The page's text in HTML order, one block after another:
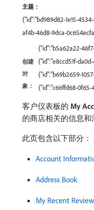
主题：
{"id":"bd989d82-1e15-
af4b-46d8-9dca-
创建
对
象：
{"id":"b5a62a22-
{"id":"e8ccd51f-
{"id":"b69b2659-
{"id":"c66ffd68-0f65-
客户仪表板的​ My
的商店相关的信息和
此页包含以下部分：
Account
Address Book
My Recent